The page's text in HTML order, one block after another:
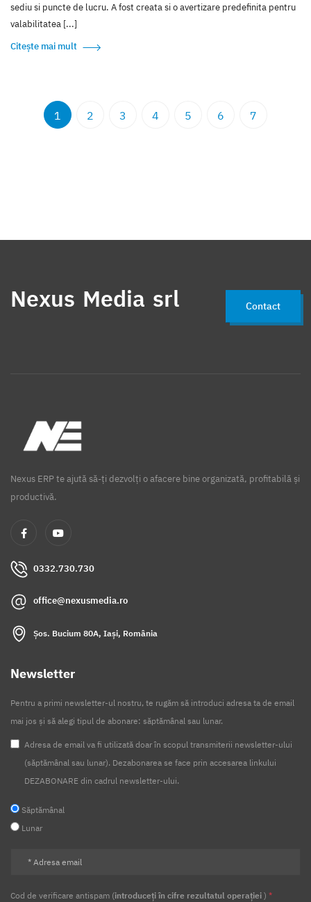
sediu si puncte de lucru. A fost creata si o avertizare predefinita pentru
valabilitatea [...]
Citește mai mult
1 2 3 4 5 6 7
Nexus Media srl Contact
Nexus ERP te ajută să-ți dezvolți o afacere bine organizată, profitabilă și
productivă.
0332.730.730
office@nexusmedia.ro
Șos. Bucium 80A, Iași, România
Newsletter
Pentru a primi newsletter-ul nostru, te rugăm să introduci adresa ta de email
mai jos și să alegi tipul de abonare: săptămânal sau lunar.
Adresa de email va fi utilizată doar în scopul transmiterii newsletter-ului
(săptămânal sau lunar). Dezabonarea se face prin accesarea linkului
DEZABONARE din cadrul newsletter-ului.
Săptămânal
Lunar
Cod de verificare antispam (introduceți în cifre rezultatul operației ) *